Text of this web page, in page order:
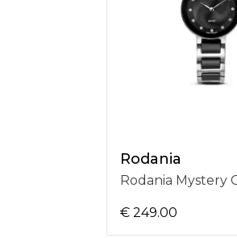
Rodania
€ 249.00